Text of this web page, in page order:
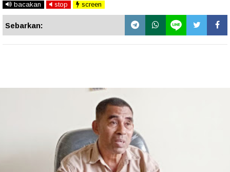
bacakan stop screen
Sebarkan: